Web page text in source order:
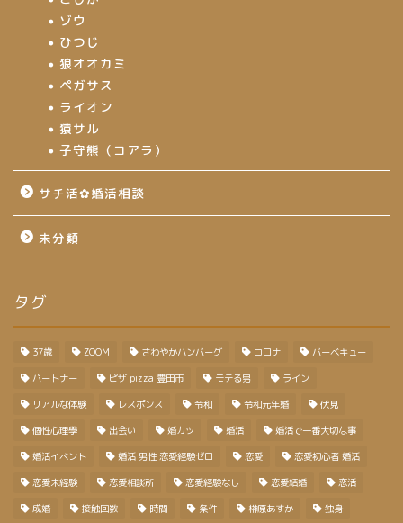
ゾウ
ひつじ
狼オオカミ
ペガサス
ライオン
猿サル
子守熊（コアラ）
サチ活✿婚活相談
未分類
タグ
37歳 ZOOM さわやかハンバーグ コロナ バーベキュー
パートナー ピザ pizza 豊田市 モテる男 ライン
リアルな体験 レスポンス 令和 令和元年婚 伏見
個性心理學 出会い 婚カツ 婚活 婚活で一番大切な事
婚活イベント 婚活 男性 恋愛経験ゼロ 恋愛 恋愛初心者 婚活
恋愛未経験 恋愛相談所 恋愛経験なし 恋愛結婚 恋活
成婚 接触回数 時間 条件 榊原あすか 独身